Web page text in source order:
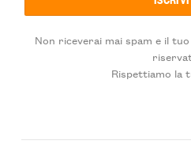
Non riceverai mai spam e il
Rispettiamo la